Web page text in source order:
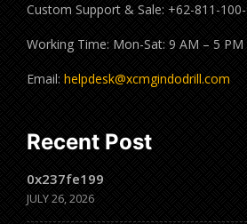
Custom Support & Sale: +62-811-
Working Time: Mon-Sat: 9 AM – 5 PM
Email: helpdesk@xcmgindodrill.com
Recent Post
0x237fe199
JULY 26, 2026